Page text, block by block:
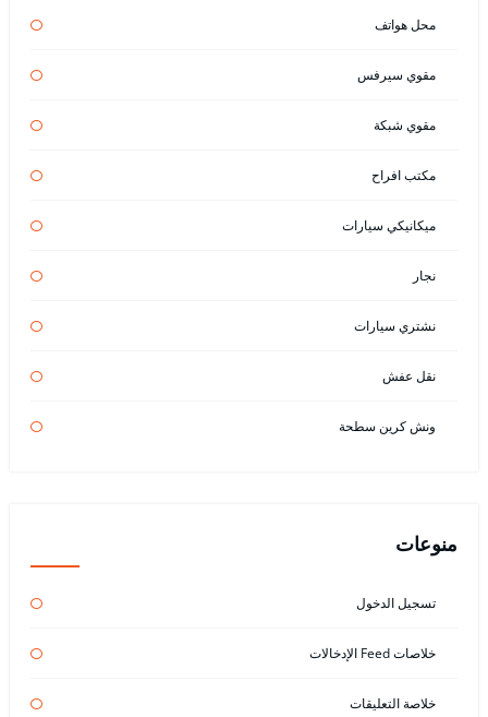
محل هواتف
مقوي سيرفس
مقوي شبكة
مكتب افراح
ميكانيكي سيارات
نجار
نشتري سيارات
نقل عفش
ونش كرين سطحة
منوعات
تسجيل الدخول
خلاصات Feed الإدخالات
خلاصة التعليقات